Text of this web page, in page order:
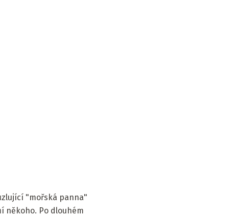
"mořská panna"
někoho. Po dlouhém